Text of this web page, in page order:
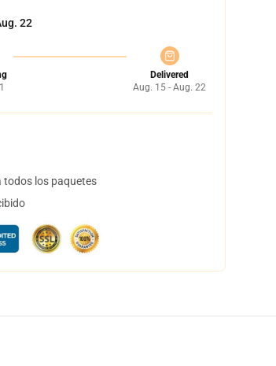
22
Delivered
Aug. 15 - Aug. 22
todos los paquetes